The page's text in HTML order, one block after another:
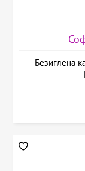
Безиглена